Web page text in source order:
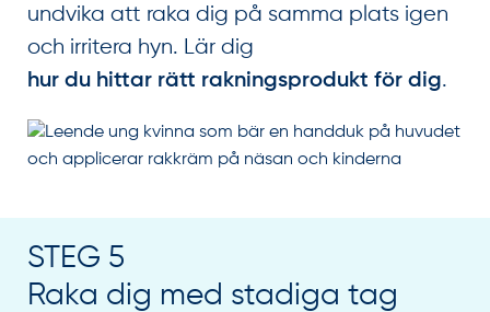
undvika att raka dig på samma plats igen
och irritera hyn. Lär dig
hur du hittar rätt rakningsprodukt för dig.
STEG 5
Raka dig med stadiga tag